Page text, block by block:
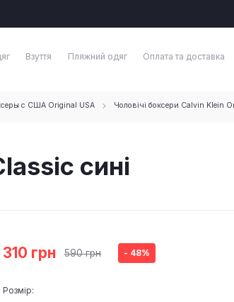
Взуття Пляжний одяг Оплата та доставка
с США Original USA Чоловічі боксери Calvin Klein
сині
310 грн 590 грн - 48%
Розмір: